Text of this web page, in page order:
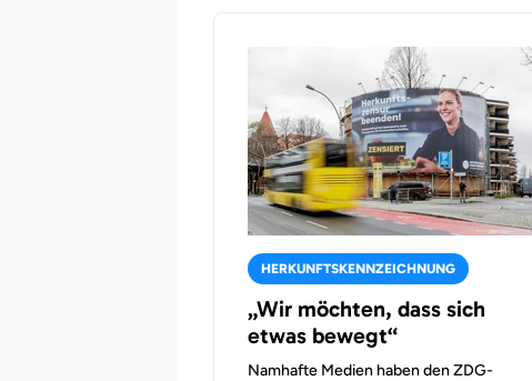
HERKUNFTSKENNZEICHNUNG
„Wir möchten, dass sich
etwas bewegt“
Namhafte Medien haben den ZDG-